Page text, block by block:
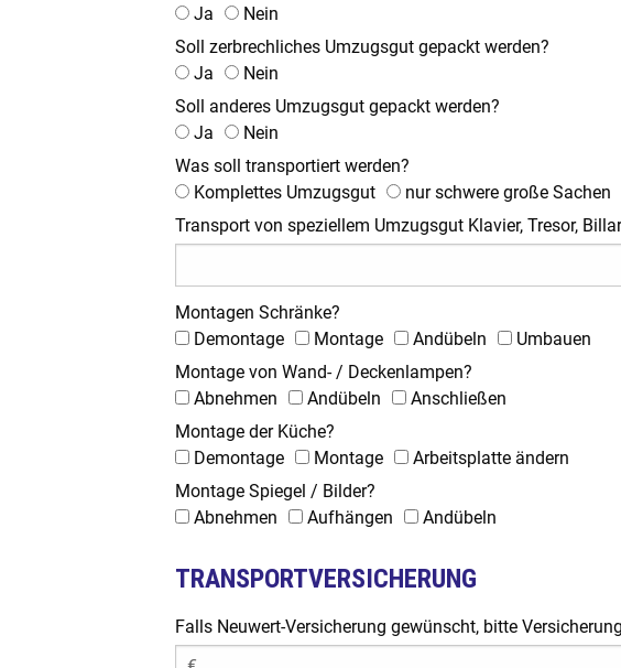
Ja
Nein
Soll zerbrechliches Umzugsgut gepackt werden?
Ja
Nein
Soll anderes Umzugsgut gepackt werden?
Ja
Nein
Was soll transportiert werden?
Komplettes Umzugsgut
nur schwere große Sachen
Transport von speziellem Umzugsgut Klavier, Tresor,
Montagen Schränke?
Demontage
Montage Andübeln
Umbauen
Montage von Wand- / Deckenlampen?
Abnehmen
Andübeln
Anschließen
Montage der Küche?
Demontage
Montage
Arbeitsplatte ändern
Montage Spiegel / Bilder?
Abnehmen
Aufhängen Andübeln
TRANSPORTVERSICHERUNG
Falls Neuwert-Versicherung gewünscht, bitte